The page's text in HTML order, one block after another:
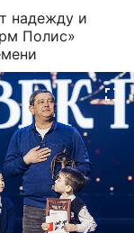
надежду и
Полис»